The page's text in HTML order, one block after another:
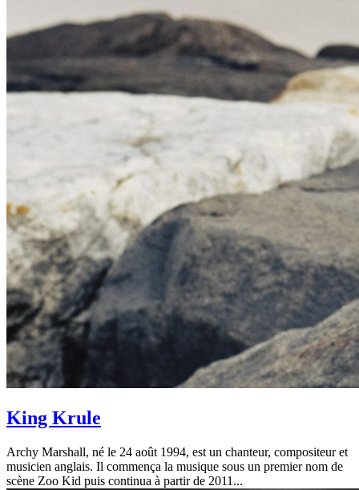
King Krule
Archy Marshall, né le 24 août 1994, est un chanteur, compositeur et
musicien anglais. Il commença la musique sous un premier nom de
scène Zoo Kid puis continua à partir de 2011...